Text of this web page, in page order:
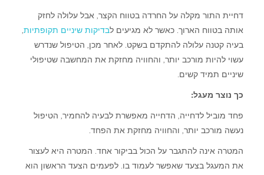
דחיית התור מקלה על החרדה בטווח הקצר, אבל עלולה לחזק
אותה בטווח הארוך. כאשר לא מגיעים לבדיקות שיניים תקופתיות
בעיה קטנה עלולה להתקדם בשקט. לאחר מכן, הטיפול שנדרש
עשוי להיות מורכב יותר, והחוויה מחזקת את המחשבה שטיפולי
שיניים תמיד קשים.
כך נוצר מעגל:
פחד מוביל לדחייה, הדחייה מאפשרת לבעיה להחמיר, הטיפול
נעשה מורכב יותר, והחוויה מחזקת את הפחד.
המטרה אינה להתגבר על הכול בביקור אחד. המטרה היא לעצור
את המעגל בצעד שאפשר לעמוד בו. לפעמים הצעד הראשון הוא